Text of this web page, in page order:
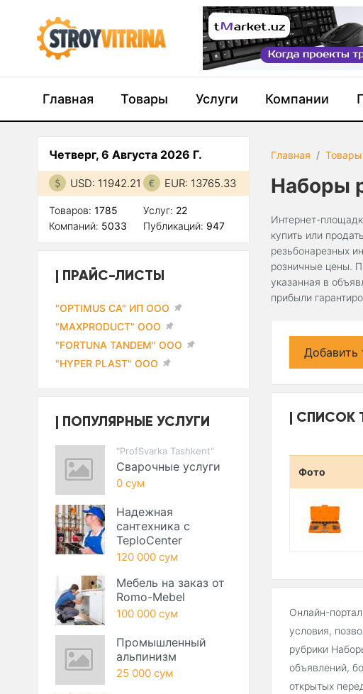
Главная Товары Услуги Компании
Главная Товары
Наборы
Интернет-
купить или
резьбонарезных
розничные цены.
указанная в
прибыли
Добавить
СПИСОК
Фото
Онлайн-
условия,
рубрики
объявлений,
открытых
Четверг, 6 Августа 2026 Г.
USD: 11942.21 EUR: 13765.33
Товаров: 1785
Компаний: 5033
Услуг: 22
Публикаций: 947
ПРАЙС-ЛИСТЫ
"OPTIMUS CA" ИП ООО
"MAXPRODUCT" ООО
"FORTUNA TANDEM" ООО
"HYPER PLAST" ООО
ПОПУЛЯРНЫЕ УСЛУГИ
"ProfSvarka Tashkent"
Сварочные услуги
0 сум
Надежная
сантехника с
TeploCenter
120 000 сум
Мебель на заказ от
Romo-Mebel
100 000 сум
Промышленный
альпинизм
25 000 сум